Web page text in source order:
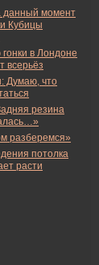
данный момент
Кубицы
в Лондоне
всерьёз
Думаю, что
резина
разберемся»
потолка
расти